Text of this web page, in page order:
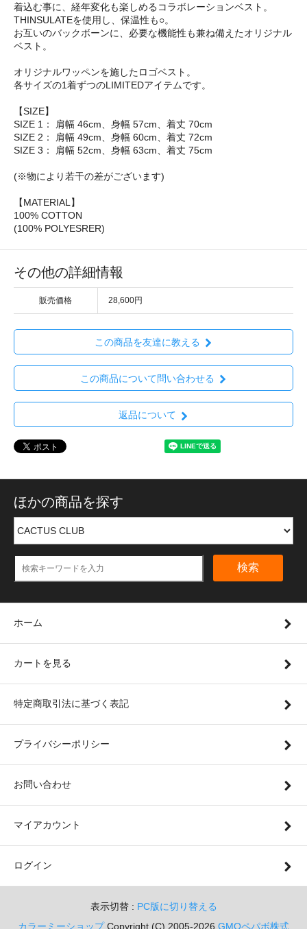
着込む事に、経年変化も楽しめるコラボレーションベスト。
THINSULATEを使用し、保温性も○。
お互いのバックボーンに、必要な機能性も兼ね備えたオリジナル
ベスト。
オリジナルワッペンを施したロゴベスト。
各サイズの1着ずつのLIMITEDアイテムです。
【SIZE】
SIZE 1： 肩幅 46cm、身幅 57cm、着丈 70cm
SIZE 2： 肩幅 49cm、身幅 60cm、着丈 72cm
SIZE 3： 肩幅 52cm、身幅 63cm、着丈 75cm
(※物により若干の差がございます)
【MATERIAL】
100% COTTON
(100% POLYESRER)
その他の詳細情報
販売価格 28,600円
この商品を友達に教える
この商品について問い合わせる
返品について
ほかの商品を探す
検索
ホーム
カートを見る
特定商取引法に基づく表記
プライバシーポリシー
お問い合わせ
マイアカウント
ログイン
表示切替 : PC版に切り替える
カラーミーショップCopyright (C) 2005-2026 GMOペパボ株式